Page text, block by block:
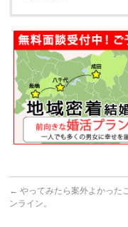
← やってみたら案外よかった
ンライン。